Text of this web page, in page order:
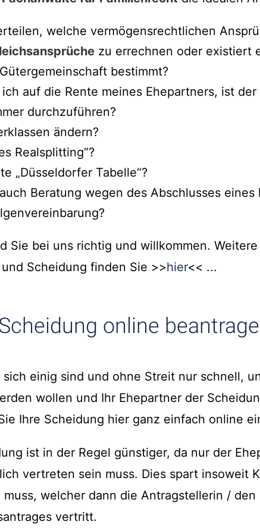
welche vermögensrechtlichen
zu errechnen oder existiert
bestimmt?
auf die Rente meines Ehepartners, ist der
durchzuführen?
ändern?
Realsplitting“?
„Düsseldorfer Tabelle“?
Beratung wegen des Abschlusses eines
Sie bei uns richtig und willkommen.
Scheidung finden Sie >>hier<< ...
online
einig sind und ohne Streit nur schnell,
wollen und Ihr Ehepartner der
Ihre Scheidung hier ganz einfach online
ist in der Regel günstiger, da nur der
vertreten sein muss. Dies spart insoweit
welcher dann die Antragstellerin / den
vertritt.